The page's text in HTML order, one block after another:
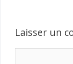
Laisser un